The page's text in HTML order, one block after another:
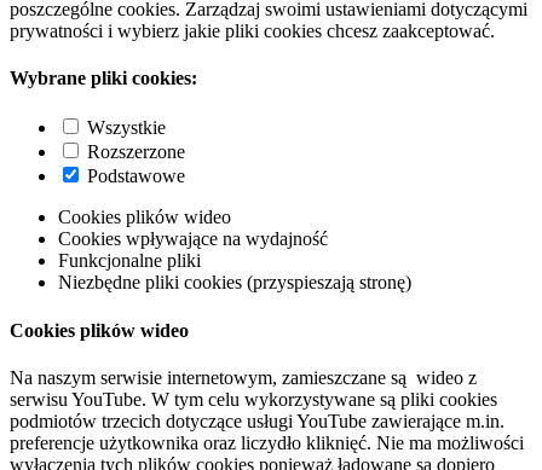
poszczególne cookies. Zarządzaj swoimi ustawieniami dotyczącymi
prywatności i wybierz jakie pliki cookies chcesz zaakceptować.
Wybrane pliki cookies:
Wszystkie
Rozszerzone
Podstawowe
Cookies plików wideo
Cookies wpływające na wydajność
Funkcjonalne pliki
Niezbędne pliki cookies (przyspieszają stronę)
Cookies plików wideo
Na naszym serwisie internetowym, zamieszczane są wideo z
serwisu YouTube. W tym celu wykorzystywane są pliki cookies
podmiotów trzecich dotyczące usługi YouTube zawierające m.in.
preferencje użytkownika oraz liczydło kliknięć. Nie ma możliwości
wyłączenia tych plików cookies ponieważ ładowane są dopiero